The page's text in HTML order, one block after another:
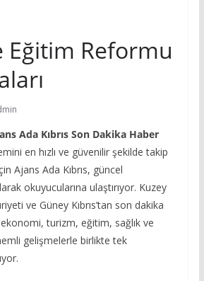
Eğitim Reformu
Ada Kıbrıs Son Dakika Haber
en hızlı ve güvenilir şekilde takip
Ajans Ada Kıbrıs, güncel
okuyucularına ulaştırıyor. Kuzey
ve Güney Kıbrıs’tan son dakika
turizm, eğitim, sağlık ve
gelişmelerle birlikte tek